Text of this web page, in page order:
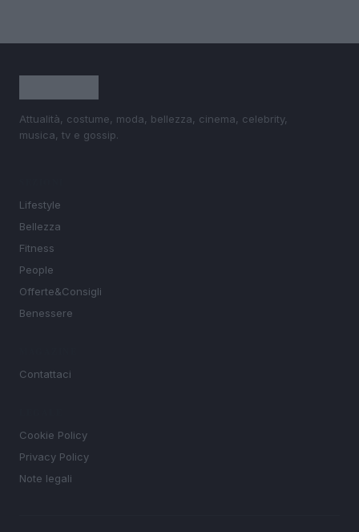
Attualità, costume, moda, bellezza, cinema, celebrity,
musica, tv e gossip.
Lifestyle
Bellezza
Fitness
People
Offerte&Consigli
Benessere
Contattaci
Cookie Policy
Privacy Policy
Note legali